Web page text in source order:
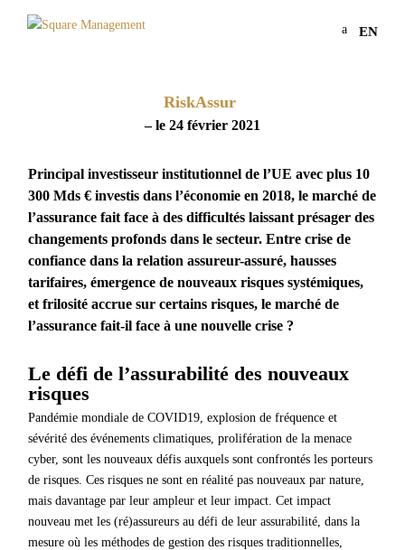
a EN
RiskAssur
– le 24 février 2021
Principal investisseur institutionnel de l’UE avec plus 10
300 Mds € investis dans l’économie en 2018, le marché de
l’assurance fait face à des difficultés laissant présager des
changements profonds dans le secteur. Entre crise de
confiance dans la relation assureur-assuré, hausses
tarifaires, émergence de nouveaux risques systémiques,
et frilosité accrue sur certains risques, le marché de
l’assurance fait-il face à une nouvelle crise ?
Le défi de l’assurabilité des nouveaux
risques
Pandémie mondiale de COVID19, explosion de fréquence et
sévérité des événements climatiques, prolifération de la menace
cyber, sont les nouveaux défis auxquels sont confrontés les porteurs
de risques. Ces risques ne sont en réalité pas nouveaux par nature,
mais davantage par leur ampleur et leur impact. Cet impact
nouveau met les (ré)assureurs au défi de leur assurabilité, dans la
mesure où les méthodes de gestion des risques traditionnelles,